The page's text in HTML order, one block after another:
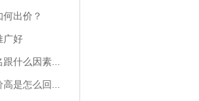
出价？
广好
什么因素...
是怎么回...